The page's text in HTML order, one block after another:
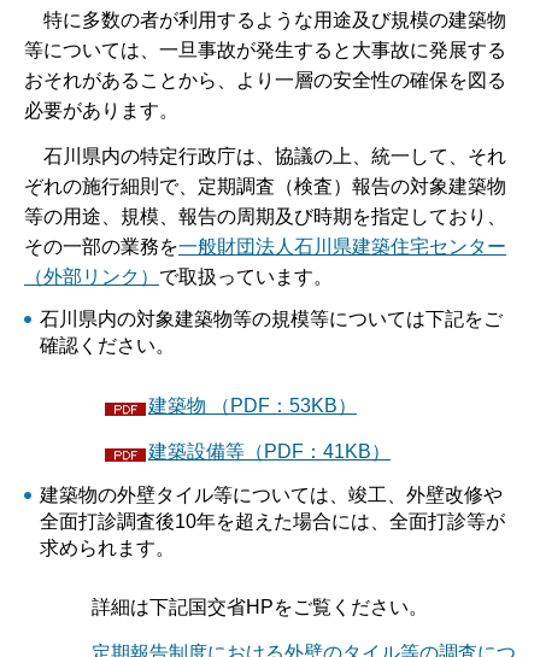
特に多数の者が利用するような用途及び規模の建築物
等については、一旦事故が発生すると大事故に発展する
おそれがあることから、より一層の安全性の確保を図る
必要があります。
石川県内の特定行政庁は、協議の上、統一して、それ
ぞれの施行細則で、定期調査（検査）報告の対象建築物
等の用途、規模、報告の周期及び時期を指定しており、
その一部の業務を一般財団法人石川県建築住宅センター
（外部リンク） で取扱っています。
石川県内の対象建築物等の規模等については下記をご
確認ください。
建築物 （PDF：53KB）
建築設備等（PDF：41KB）
建築物の外壁タイル等については、竣工、外壁改修や
全面打診調査後10年を超えた場合には、全面打診等が
求められます。
詳細は下記国交省HPをご覧ください。
定期報告制度における外壁のタイル等の調査につ